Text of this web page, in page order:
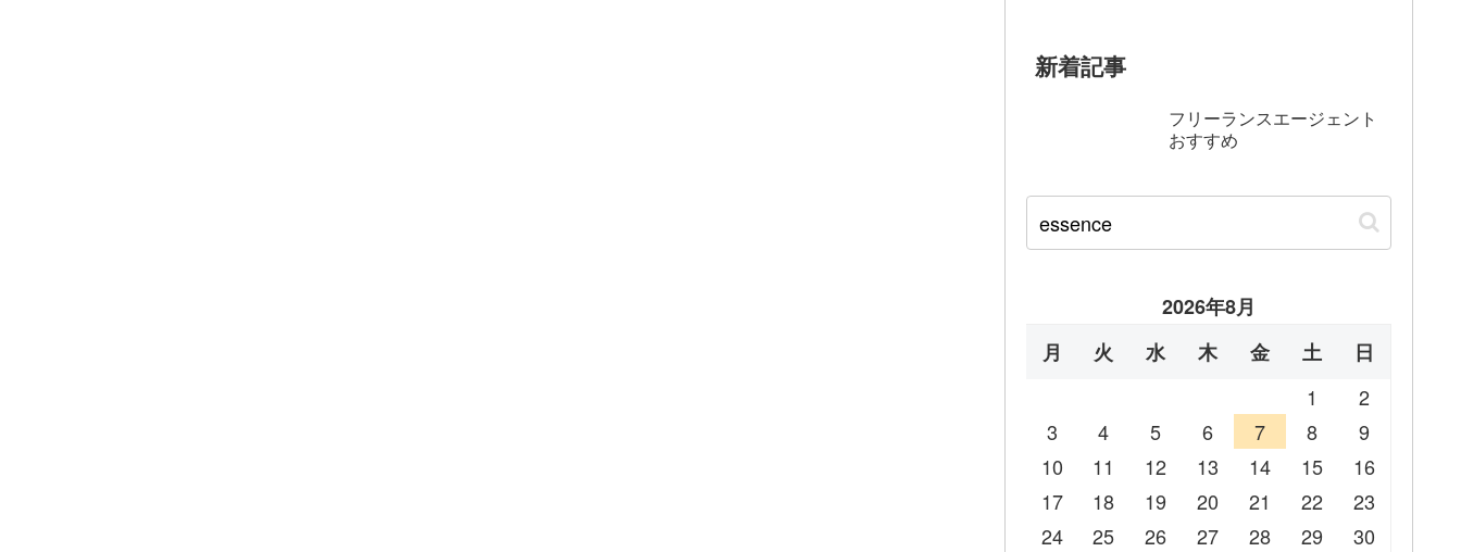
新着記事
フリーランスエージェント
おすすめ
2026年8月
月
火 水 木 金 土
日
1
2
3
4 5 6 7 8
9
10
11 12 13 14 15
16
17
18 19 20 21 22
23
24
25 26 27 28 29
30